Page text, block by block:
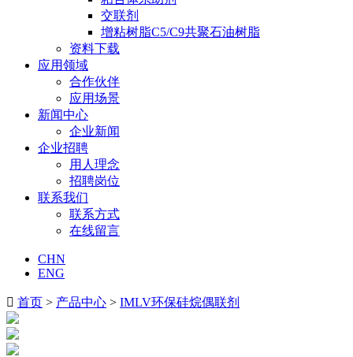
交联剂
增粘树脂C5/C9共聚石油树脂
资料下载
应用领域
合作伙伴
应用场景
新闻中心
企业新闻
企业招聘
用人理念
招聘岗位
联系我们
联系方式
在线留言
CHN
ENG
 首页 > 产品中心 > IMLV环保硅烷偶联剂